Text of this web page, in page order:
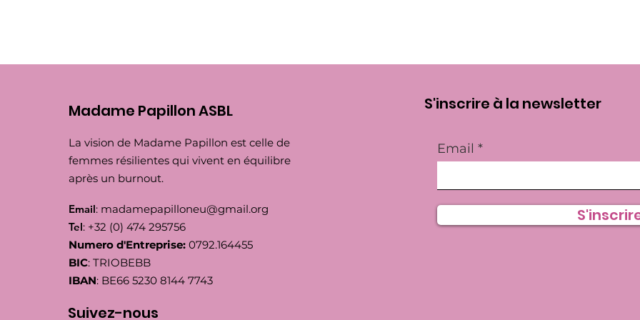
Madame Papillon ASBL
La vision de Madame Papillon est celle de
femmes résilientes qui vivent en équilibre
après un burnout.
Email: madamepapilloneu@gmail.org
Tel: +32 (0) 474 295756
Numero d'Entreprise: 0792.164455
BIC: TRIOBEBB
IBAN: BE66 5230 8144 7743
Suivez-nous
S'inscrire à la newsletter
Email